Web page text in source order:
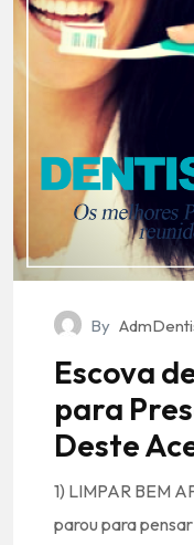
By
Escova
para
Deste
1) LIMPAR BEM
parou para